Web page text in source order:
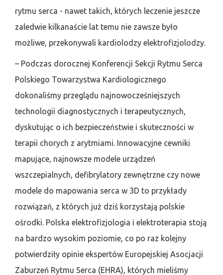
rytmu serca - nawet takich, których leczenie jeszcze
zaledwie kilkanaście lat temu nie zawsze było
możliwe, przekonywali kardiolodzy elektrofizjolodzy.
– Podczas dorocznej Konferencji Sekcji Rytmu Serca
Polskiego Towarzystwa Kardiologicznego
dokonaliśmy przeglądu najnowocześniejszych
technologii diagnostycznych i terapeutycznych,
dyskutując o ich bezpieczeństwie i skuteczności w
terapii chorych z arytmiami. Innowacyjne cewniki
mapujące, najnowsze modele urządzeń
wszczepialnych, defibrylatory zewnętrzne czy nowe
modele do mapowania serca w 3D to przykłady
rozwiązań, z których już dziś korzystają polskie
ośrodki. Polska elektrofizjologia i elektroterapia stoją
na bardzo wysokim poziomie, co po raz kolejny
potwierdziły opinie ekspertów Europejskiej Asocjacji
Zaburzeń Rytmu Serca (EHRA), których mieliśmy